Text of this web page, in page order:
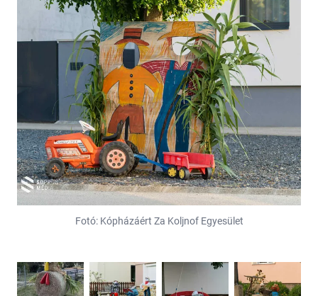
Fotó: Kópházáért Za Koljnof Egyesület